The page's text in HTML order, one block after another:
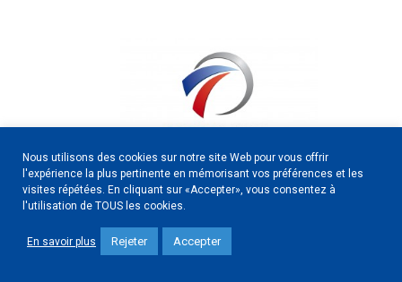
Construction
02 97 76 89 10
Nous utilisons des cookies sur notre site Web pour vous offrir
l'expérience la plus pertinente en mémorisant vos préférences et les
visites répétées. En cliquant sur «Accepter», vous consentez à
l'utilisation de TOUS les cookies.
En savoir plus Rejeter Accepter